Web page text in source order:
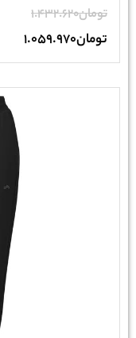
تومان1.432.620
تومان1.059.970